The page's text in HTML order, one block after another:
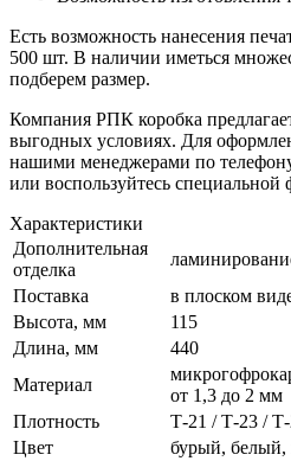
Есть возможность нанесения
500 шт. В наличии иметься
подберем размер.
Компания РПК коробка
выгодных условиях. Для
нашими менеджерами по
или воспользуйтесь специальной
Характеристики
Дополнительная
отделка
Поставка
в плоском
Высота, мм
115
Длина, мм
440
Материал
от 1,3 до 2 мм
Плотность
Т-21 / Т-23 /
Цвет
бурый,